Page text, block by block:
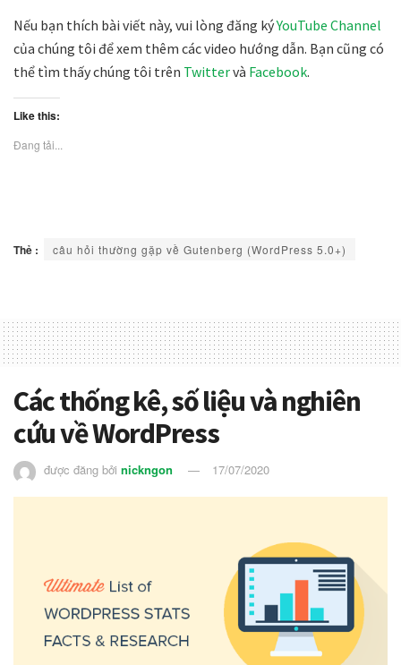
Nếu bạn thích bài viết này, vui lòng đăng kýYouTube Channel
của chúng tôi để xem thêm các video hướng dẫn. Bạn cũng có
thể tìm thấy chúng tôi trên Twittervà Facebook.
Like this:
Đang tải...
Thẻ : câu hỏi thường gặp về Gutenberg (WordPress 5.0+)
Các thống kê, số liệu và nghiên
cứu về WordPress
được đăng bởi nickngon 17/07/2020